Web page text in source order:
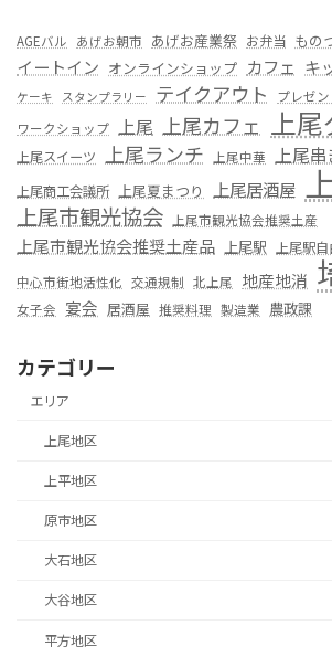
AGEバル あげお朝市 あげお産業祭 お弁当 もの
イートイン オンラインショップ カフェ キ
ケーキ スタンプラリー テイクアウト プレゼン
ワークショップ 上尾 上尾カフェ 上尾
上尾スイーツ 上尾ランチ 上尾中華 上尾
上尾商工会議所 上尾夏まつり 上尾居酒屋
上尾市観光協会 上尾市観光協会推奨土産
上尾市観光協会推奨土産品 上尾駅 上尾駅
中心市街地活性化 交通規制 北上尾 地産地消
女子会 宴会 居酒屋 推奨料理 製造業 農政課
カテゴリー
エリア
上尾地区
上平地区
原市地区
大石地区
大谷地区
平方地区